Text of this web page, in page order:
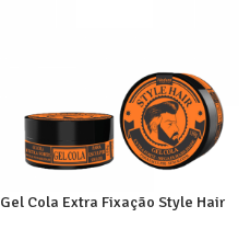
Gel Cola Extra Fixação Style Hair